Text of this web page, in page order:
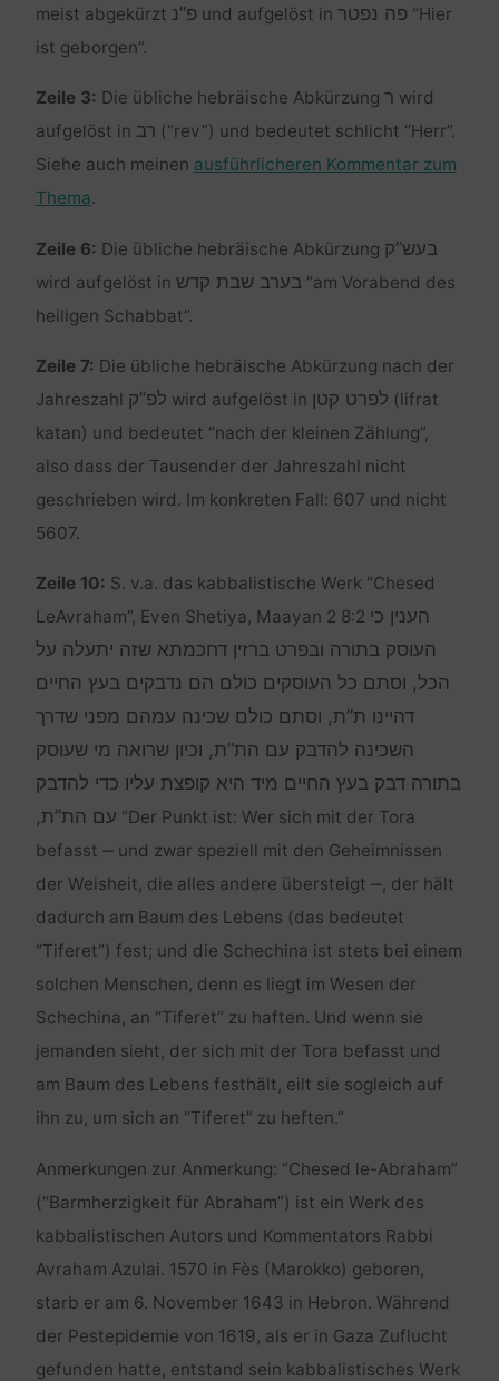
meist abgekürzt פ”נ und aufgelöst in פה נפטר “Hier
ist geborgen”.
Zeile 3: Die übliche hebräische Abkürzung ר wird
aufgelöst in רב (“rev”) und bedeutet schlicht “Herr”.
Siehe auch meinen ausführlicheren Kommentar zum
Thema.
Zeile 6: Die übliche hebräische Abkürzung בעש”ק
wird aufgelöst in בערב שבת קדש“am Vorabend des
heiligen Schabbat”.
Zeile 7: Die übliche hebräische Abkürzung nach der
Jahreszahl לפ”ק wird aufgelöst in לפרט קטן (lifrat
katan) und bedeutet “nach der kleinen Zählung”,
also dass der Tausender der Jahreszahl nicht
geschrieben wird. Im konkreten Fall: 607 und nicht
5607.
Zeile 10: S. v.a. das kabbalistische Werk “Chesed
LeAvraham”, Even Shetiya, Maayan 2 8:2 הענין כי
העוסק בתורה ובפרט ברזין דחכמתא שזה יתעלה על
הכל, וסתם כל העוסקים כולם הם נדבקים בעץ החיים
דהיינו ת”ת, וסתם כולם שכינה עמהם מפני שדרך
השכינה להדבק עם הת”ת, וכיון שרואה מי שעוסק
בתורה דבק בעץ החיים מיד היא קופצת עליו כדי להדבק
עם הת”ת, “Der Punkt ist: Wer sich mit der Tora
befasst ‒ und zwar speziell mit den Geheimnissen
der Weisheit, die alles andere übersteigt ‒, der hält
dadurch am Baum des Lebens (das bedeutet
“Tiferet”) fest; und die Schechina ist stets bei einem
solchen Menschen, denn es liegt im Wesen der
Schechina, an “Tiferet” zu haften. Und wenn sie
jemanden sieht, der sich mit der Tora befasst und
am Baum des Lebens festhält, eilt sie sogleich auf
ihn zu, um sich an “Tiferet” zu heften.”
Anmerkungen zur Anmerkung: “Chesed le-Abraham”
(“Barmherzigkeit für Abraham”) ist ein Werk des
kabbalistischen Autors und Kommentators Rabbi
Avraham Azulai. 1570 in Fès (Marokko) geboren,
starb er am 6. November 1643 in Hebron. Während
der Pestepidemie von 1619, als er in Gaza Zuflucht
gefunden hatte, entstand sein kabbalistisches Werk